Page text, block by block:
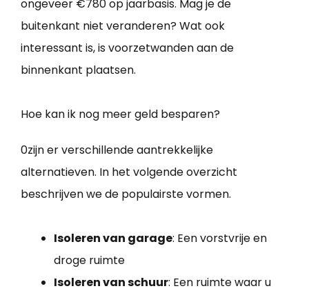
ongeveer €780 op jaarbasis. Mag je de
buitenkant niet veranderen? Wat ook
interessant is, is voorzetwanden aan de
binnenkant plaatsen.
Hoe kan ik nog meer geld besparen?
0zijn er verschillende aantrekkelijke
alternatieven. In het volgende overzicht
beschrijven we de populairste vormen.
Isoleren van garage: Een vorstvrije en
droge ruimte
Isoleren van schuur: Een ruimte waar u